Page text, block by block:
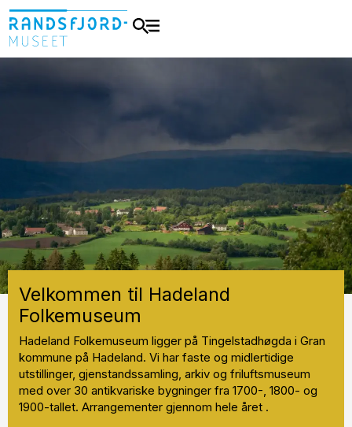
Velkommen til Hadeland
Folkemuseum
Hadeland Folkemuseum ligger på Tingelstadhøgda i Gran
kommune på Hadeland. Vi har faste og midlertidige
utstillinger, gjenstandssamling, arkiv og friluftsmuseum
med over 30 antikvariske bygninger fra 1700-, 1800- og
1900-tallet. Arrangementer gjennom hele året .